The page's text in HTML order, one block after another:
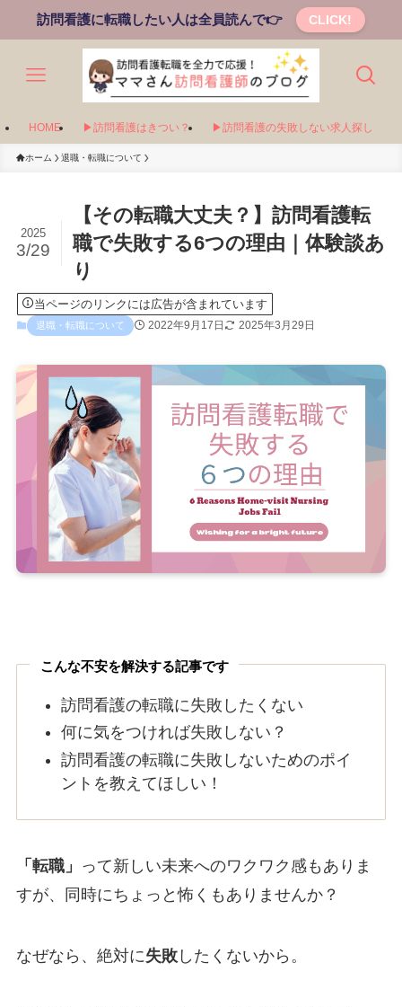
訪問看護に転職したい人は全員読んで👉 CLICK!
HOME ▶訪問看護はきつい？ ▶訪問看護の失敗しない求人探し
ホーム 退職・転職について
【その転職大丈夫？】訪問看護転
職で失敗する6つの理由｜体験談あ
り
2025
3/29
当ページのリンクには広告が含まれています
退職・転職について 2022年9月17日 2025年3月29日
こんな不安を解決する記事です
訪問看護の転職に失敗したくない
何に気をつければ失敗しない？
訪問看護の転職に失敗しないためのポイ
ントを教えてほしい！
「転職」 って新しい未来へのワクワク感もありま
すが、同時にちょっと怖くもありませんか？
なぜなら、絶対に失敗したくないから。